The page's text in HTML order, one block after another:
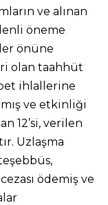
ve alınan
öneme
önüne
olan taahhüt
ihlallerine
ve etkinliği
12’si, verilen
Uzlaşma
ödemiş ve